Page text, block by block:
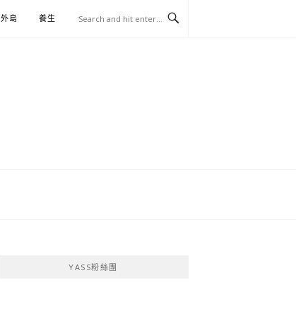
外島 養生 伴手禮
YASS粉絲團